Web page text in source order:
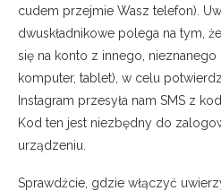
cudem przejmie Wasz telefon).
dwuskładnikowe polega na tym,
się na konto z innego, nieznanego
komputer, tablet), w celu
Instagram przesyła nam SMS z
Kod ten jest niezbędny do
urządzeniu.
Sprawdźcie, gdzie włączyć